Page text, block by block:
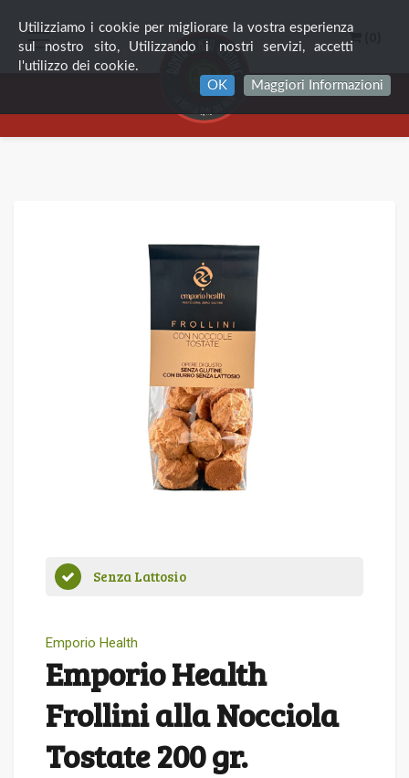
Senza Lattosio
Emporio Health
Emporio Health
Frollini alla Nocciola
Tostate 200 gr.
Utilizziamo i cookie per migliorare la vostra esperienza
sul nostro sito, Utilizzando i nostri servizi, accetti
l'utilizzo dei cookie.
OK
Maggiori Informazioni